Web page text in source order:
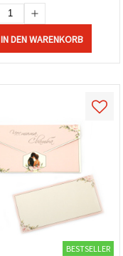
IN DEN WARENKORB
BESTSELLER